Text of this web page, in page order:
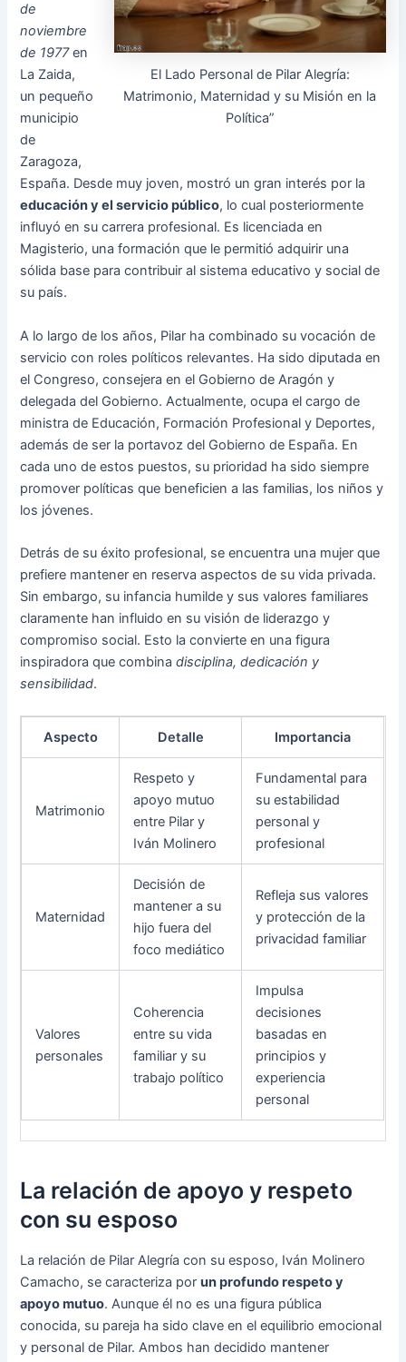
El Lado Personal de Pilar Alegría:
Matrimonio, Maternidad y su Misión en la
Política”
de
noviembre
de 1977en
La Zaida,
un pequeño
municipio
de
Zaragoza,
España. Desde muy joven, mostró un gran interés por la
educación y el servicio público, lo cual posteriormente
influyó en su carrera profesional. Es licenciada en
Magisterio, una formación que le permitió adquirir una
sólida base para contribuir al sistema educativo y social de
su país.
A lo largo de los años, Pilar ha combinado su vocación de
servicio con roles políticos relevantes. Ha sido diputada en
el Congreso, consejera en el Gobierno de Aragón y
delegada del Gobierno. Actualmente, ocupa el cargo de
ministra de Educación, Formación Profesional y Deportes,
además de ser la portavoz del Gobierno de España. En
cada uno de estos puestos, su prioridad ha sido siempre
promover políticas que beneficien a las familias, los niños y
los jóvenes.
Detrás de su éxito profesional, se encuentra una mujer que
prefiere mantener en reserva aspectos de su vida privada.
Sin embargo, su infancia humilde y sus valores familiares
claramente han influido en su visión de liderazgo y
compromiso social. Esto la convierte en una figura
inspiradora que combinadisciplina, dedicación y
sensibilidad.
Aspecto Detalle Importancia
Matrimonio
Respeto y
apoyo mutuo
entre Pilar y
Iván Molinero
Fundamental para
su estabilidad
personal y
profesional
Maternidad
Decisión de
mantener a su
hijo fuera del
foco mediático
Refleja sus valores
y protección de la
privacidad familiar
Valores
personales
Coherencia
entre su vida
familiar y su
trabajo político
Impulsa
decisiones
basadas en
principios y
experiencia
personal
La relación de apoyo y respeto
con su esposo
La relación de Pilar Alegría con su esposo, Iván Molinero
Camacho, se caracteriza porun profundo respeto y
apoyo mutuo. Aunque él no es una figura pública
conocida, su pareja ha sido clave en el equilibrio emocional
y personal de Pilar. Ambos han decidido mantener